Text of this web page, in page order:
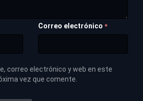
Correo electrónico *
correo electrónico y web en este
vez que comente.